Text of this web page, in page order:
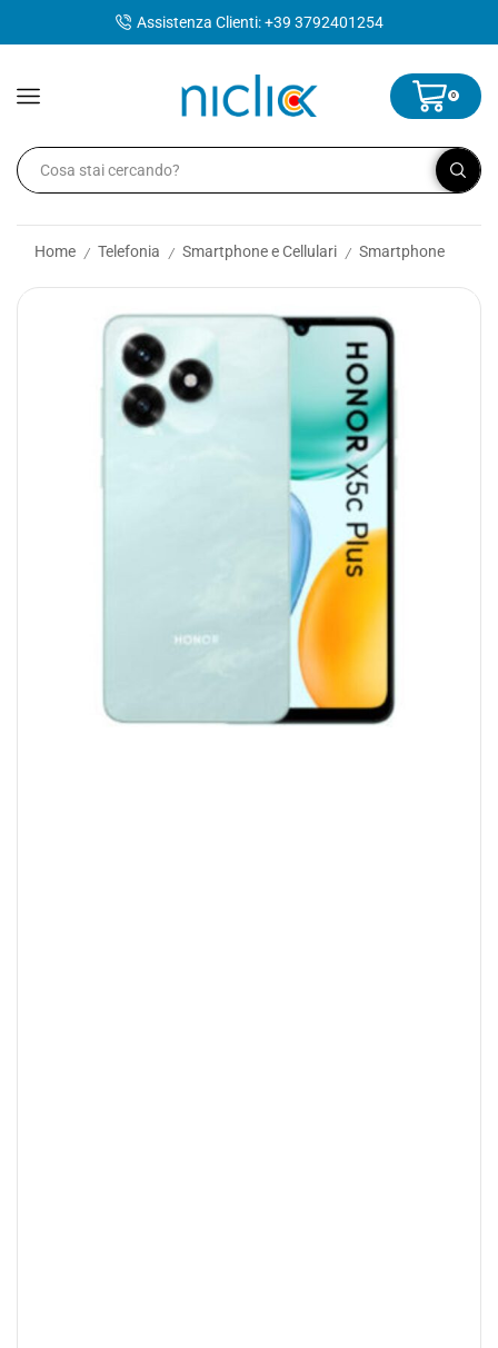
Assistenza Clienti: +39 3792401254
0
Home / Telefonia / Smartphone e Cellulari / Smartphone